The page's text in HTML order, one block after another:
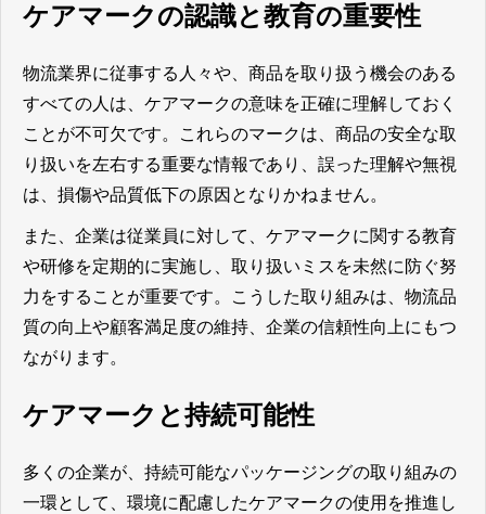
ケアマークの認識と教育の重要性
物流業界に従事する人々や、商品を取り扱う機会のある
すべての人は、ケアマークの意味を正確に理解しておく
ことが不可欠です。これらのマークは、商品の安全な取
り扱いを左右する重要な情報であり、誤った理解や無視
は、損傷や品質低下の原因となりかねません。
また、企業は従業員に対して、ケアマークに関する教育
や研修を定期的に実施し、取り扱いミスを未然に防ぐ努
力をすることが重要です。こうした取り組みは、物流品
質の向上や顧客満足度の維持、企業の信頼性向上にもつ
ながります。
ケアマークと持続可能性
多くの企業が、持続可能なパッケージングの取り組みの
一環として、環境に配慮したケアマークの使用を推進し